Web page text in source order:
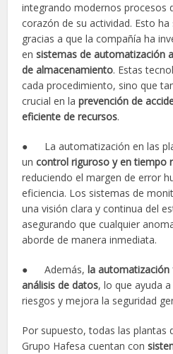
integrando modernos procesos
corazón de su actividad. Esto
gracias a que la compañía ha
ensistemas de automatización
de almacenamiento. Estas
cada procedimiento, sino que
crucial en la prevención de
eficiente de recursos.
● La automatización en las
uncontrol riguroso y en tiempo
reduciendo el margen de error
eficiencia. Los sistemas de
una visión clara y continua del
asegurando que cualquier
aborde de manera inmediata.
● Además, la automatización
análisis de datos, lo que ayuda
riesgos y mejora la seguridad
Por supuesto, todas las plantas
Grupo Hafesa cuentan con